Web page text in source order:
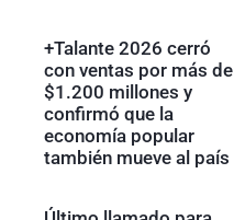
+Talante 2026 cerró
con ventas por más de
$1.200 millones y
confirmó que la
economía popular
también mueve al país